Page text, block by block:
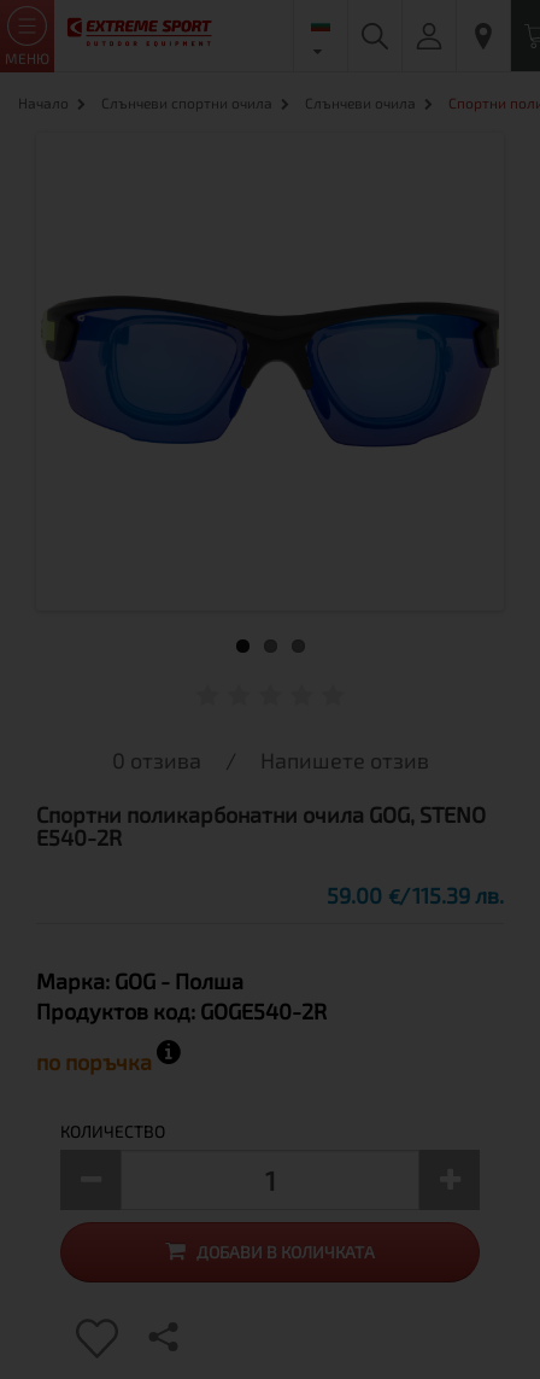
МЕНЮ
Начало Слънчеви спортни очила Слънчеви очила Спортни
0 отзива / Напишете отзив
Спортни поликарбонатни очила GOG, STENO
E540-2R
59.00 € 115.39 лв.
Марка: GOG - Полша
Продуктов код: GOGE540-2R
по поръчка
КОЛИЧЕСТВО
ДОБАВИ В КОЛИЧКАТА